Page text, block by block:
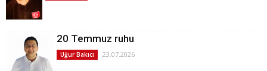
20 Temmuz ruhu
Uğur Bakıcı 23.07.2026